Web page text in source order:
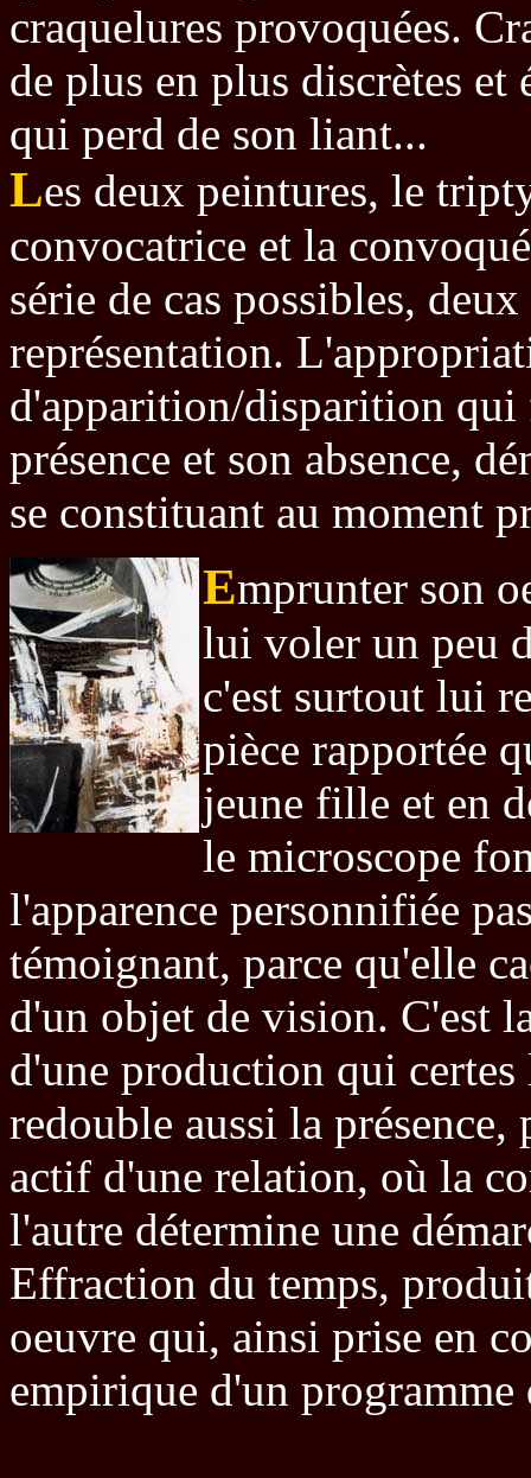
craquelures provoquées.
de plus en plus discrètes et
qui perd de son liant...
Les deux peintures, le
convocatrice et la
série de cas possibles,
représentation.
d'apparition/disparition qui
présence et son absence,
se constituant au moment
Emprunter son
lui voler un peu
c'est surtout lui
pièce rapportée
jeune fille et en
le microscope
l'apparence personnifiée
témoignant, parce qu'elle
d'un objet de vision. C'est
d'une production qui
redouble aussi la
actif d'une relation, où la
l'autre détermine une
Effraction du temps,
oeuvre qui, ainsi prise en
empirique d'un